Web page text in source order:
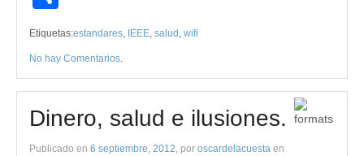
Etiquetas:estandares, IEEE, salud , wifi
No hay Comentarios.
Dinero, salud e ilusiones.
Publicado en 6 septiembre, 2012, por oscardelacuesta en